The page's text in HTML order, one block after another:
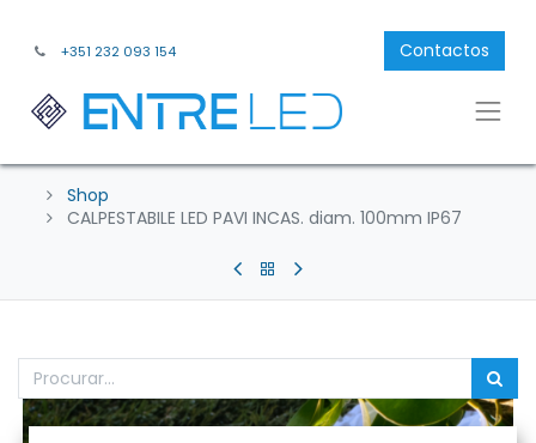
+351 232 093 154 Contactos
Shop
CALPESTABILE LED PAVI INCAS. diam. 100mm IP67